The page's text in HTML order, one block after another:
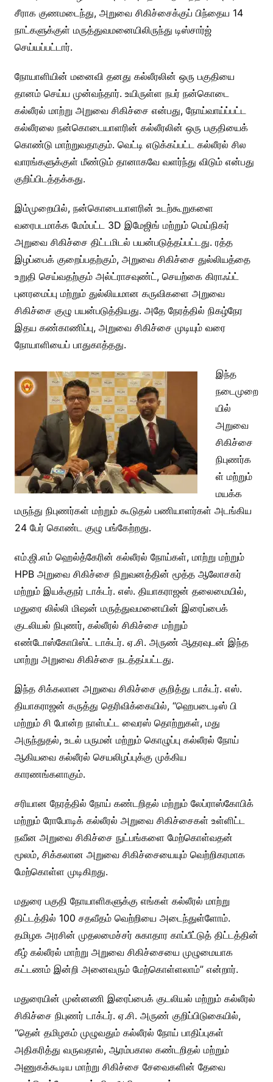
சீராக குணமடைந்து, அறுவை சிகிச்சைக்குப் பிந்தைய 14
நாட்களுக்குள் மருத்துவமனையிலிருந்து டிஸ்சார்ஜ்
செய்யப்பட்டார்.
நோயாளியின் மனைவி தனது கல்லீரலின் ஒரு பகுதியை
தானம் செய்ய முன்வந்தார். உயிருள்ள நபர் நன்கொடை
கல்லீரல் மாற்று அறுவை சிகிச்சை என்பது, நோய்வாய்ப்பட்ட
கல்லீரலை நன்கொடையாளரின் கல்லீரலின் ஒரு பகுதியைக்
கொண்டு மாற்றுவதாகும். வெட்டி எடுக்கப்பட்ட கல்லீரல் சில
வாரங்களுக்குள் மீண்டும் தானாகவே வளர்ந்து விடும் என்பது
குறிப்பிடத்தக்கது.
இம்முறையில், நன்கொடையாளரின் உடற்கூறுகளை
வரைபடமாக்க மேம்பட்ட 3D இமேஜிங் மற்றும் மெய்நிகர்
அறுவை சிகிச்சை திட்டமிடல் பயன்படுத்தப்பட்டது. ரத்த
இழப்பைக் குறைப்பதற்கும், அறுவை சிகிச்சை துல்லியத்தை
உறுதி செய்வதற்கும் அல்ட்ராசவுண்ட், செயற்கை கிராஃப்ட்
புனரமைப்பு மற்றும் துல்லியமான கருவிகளை அறுவை
சிகிச்சை குழு பயன்படுத்தியது. அதே நேரத்தில் நிகழ்நேர
இதய கண்காணிப்பு, அறுவை சிகிச்சை முடியும் வரை
நோயாளியைப் பாதுகாத்தது.
இந்த
நடைமுறை
யில்
அறுவை
சிகிச்சை
நிபுணர்க
ள் மற்றும்
மயக்க
மருந்து நிபுணர்கள் மற்றும் கூடுதல் பணியாளர்கள் அடங்கிய
24 பேர் கொண்ட குழு பங்கேற்றது.
எம்.ஜி.எம் ஹெல்த்கேரின் கல்லீரல் நோய்கள், மாற்று மற்றும்
HPB அறுவை சிகிச்சை நிறுவனத்தின் மூத்த ஆலோசகர்
மற்றும் இயக்குநர் டாக்டர். எஸ். தியாகராஜன் தலைமையில்,
மதுரை லில்லி மிஷன் மருத்துவமனையின் இரைப்பைக்
குடலியல் நிபுணர், கல்லீரல் சிகிச்சை மற்றும்
எண்டோஸ்கோபிஸ்ட் டாக்டர். ஏ.சி. அருண் ஆதரவுடன் இந்த
மாற்று அறுவை சிகிச்சை நடத்தப்பட்டது.
இந்த சிக்கலான அறுவை சிகிச்சை குறித்து டாக்டர். எஸ்.
தியாகராஜன் கருத்து தெரிவிக்கையில், “ஹெபடைடிஸ் பி
மற்றும் சி போன்ற நாள்பட்ட வைரஸ் தொற்றுகள், மது
அருந்துதல், உடல் பருமன் மற்றும் கொழுப்பு கல்லீரல் நோய்
ஆகியவை கல்லீரல் செயலிழப்புக்கு முக்கிய
காரணங்களாகும்.
சரியான நேரத்தில் நோய் கண்டறிதல் மற்றும் லேப்ராஸ்கோபிக்
மற்றும் ரோபோடிக் கல்லீரல் அறுவை சிகிச்சைகள் உள்ளிட்ட
நவீன அறுவை சிகிச்சை நுட்பங்களை மேற்கொள்வதன்
மூலம், சிக்கலான அறுவை சிகிச்சையையும் வெற்றிகரமாக
மேற்கொள்ள முடிகிறது.
மதுரை பகுதி நோயாளிகளுக்கு எங்கள் கல்லீரல் மாற்று
திட்டத்தில் 100 சதவீதம் வெற்றியை அடைந்துள்ளோம்.
தமிழக அரசின் முதலமைச்சர் சுகாதார காப்பீட்டுத் திட்டத்தின்
கீழ் கல்லீரல் மாற்று அறுவை சிகிச்சையை முழுமையாக
கட்டணம் இன்றி அனைவரும் மேற்கொள்ளலாம்” என்றார்.
மதுரையின் முன்னணி இரைப்பைக் குடலியல் மற்றும் கல்லீரல்
சிகிச்சை நிபுணர் டாக்டர். ஏ.சி. அருண் குறிப்பிடுகையில்,
“தென் தமிழகம் முழுவதும் கல்லீரல் நோய் பாதிப்புகள்
அதிகரித்து வருவதால், ஆரம்பகால கண்டறிதல் மற்றும்
அணுகக்கூடிய மாற்று சிகிச்சை சேவைகளின் தேவை